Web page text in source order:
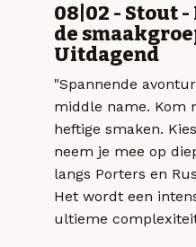
08|02 - Stout
de
Uitdagend
"Spannende
middle name. Kom
heftige smaken.
neem je mee op
langs Porters en
Het wordt een
ultieme